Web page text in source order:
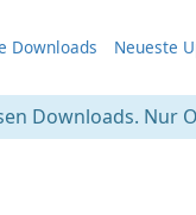
Downloads Neueste
Downloads. Nur